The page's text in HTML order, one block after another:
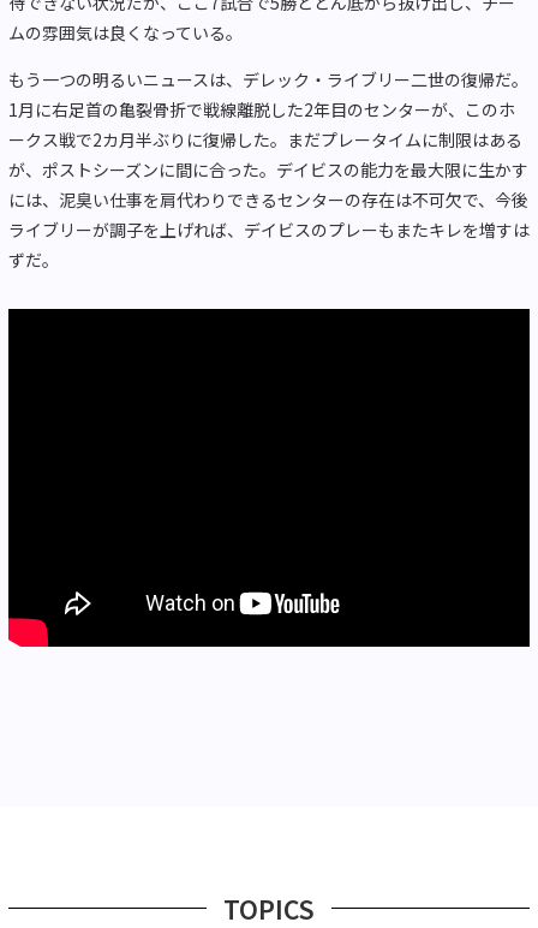
ムの雰囲気は良くなっている。
もう一つの明るいニュースは、デレック・ライブリー二世の復帰だ。
1月に右足首の亀裂骨折で戦線離脱した2年目のセンターが、このホ
ークス戦で2カ月半ぶりに復帰した。まだプレータイムに制限はある
が、ポストシーズンに間に合った。デイビスの能力を最大限に生かす
には、泥臭い仕事を肩代わりできるセンターの存在は不可欠で、今後
ライブリーが調子を上げれば、デイビスのプレーもまたキレを増すは
ずだ。
TOPICS